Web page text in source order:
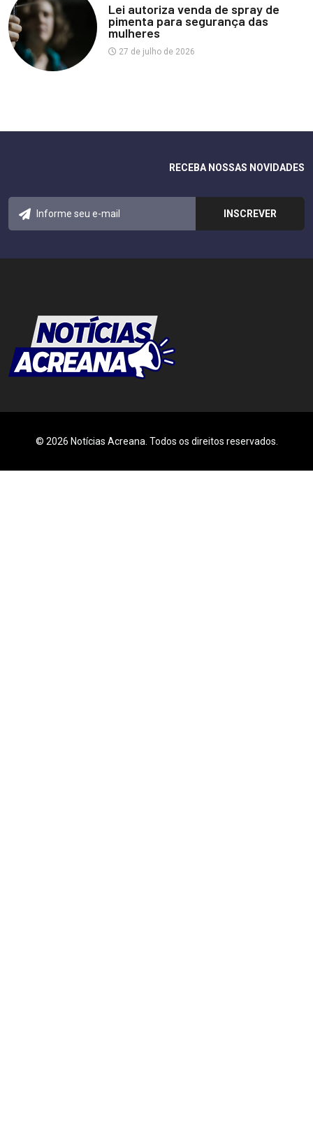
Lei autoriza venda de spray de
pimenta para segurança das
mulheres
27 de julho de 2026
RECEBA NOSSAS NOVIDADES
© 2026 Notícias Acreana. Todos os direitos reservados.